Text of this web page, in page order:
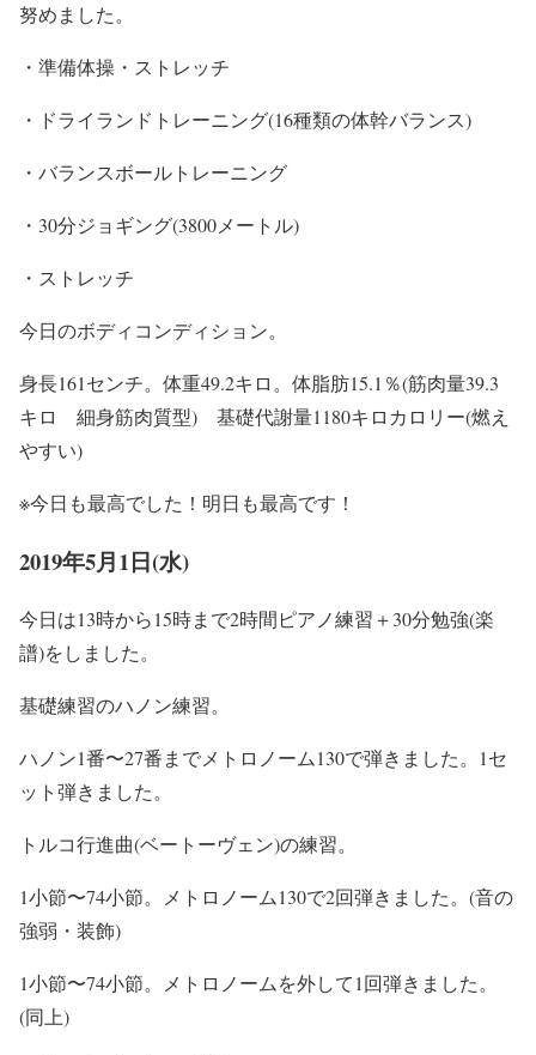
努めました。
・準備体操・ストレッチ
・ドライランドトレーニング(16種類の体幹バランス)
・バランスボールトレーニング
・30分ジョギング(3800メートル)
・ストレッチ
今日のボディコンディション。
身長161センチ。体重49.2キロ。体脂肪15.1％(筋肉量39.3
キロ 細身筋肉質型) 基礎代謝量1180キロカロリー(燃え
やすい)
※今日も最高でした！明日も最高です！
2019年5月1日(水)
今日は13時から15時まで2時間ピアノ練習＋30分勉強(楽
譜)をしました。
基礎練習のハノン練習。
ハノン1番〜27番までメトロノーム130で弾きました。1セ
ット弾きました。
トルコ行進曲(ベートーヴェン)の練習。
1小節〜74小節。メトロノーム130で2回弾きました。(音の
強弱・装飾)
1小節〜74小節。メトロノームを外して1回弾きました。
(同上)